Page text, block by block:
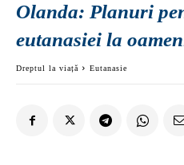
Olanda: Planuri
eutanasiei la
Dreptul la viață Eutanasie